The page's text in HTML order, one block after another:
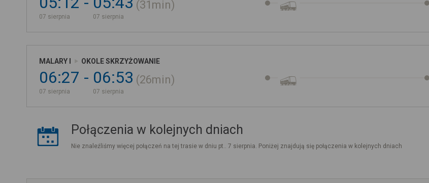
07 sierpnia 07 sierpnia
31min
MALARY I OKOLE SKRZYŻOWANIE
06:27
07 sierpnia
06:53
07 sierpnia
26min
Połączenia w kolejnych dniach
Nie znaleźliśmy więcej połączeń na tej trasie w dniu pt.. 7 sierpnia. Poniżej znajdują się połączenia w kolejnych dniach